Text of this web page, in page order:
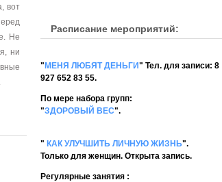
вот
Не
ни
Расписание мероприятий:
" МЕНЯ ЛЮБЯТ ДЕНЬГИ" Тел. для записи: 8
927 652 83 55.
По мере набора групп:
"ЗДОРОВЫЙ ВЕС".
" КАК УЛУЧШИТЬ ЛИЧНУЮ ЖИЗНЬ".
Только для женщин. Открыта запись.
Регулярные занятия :